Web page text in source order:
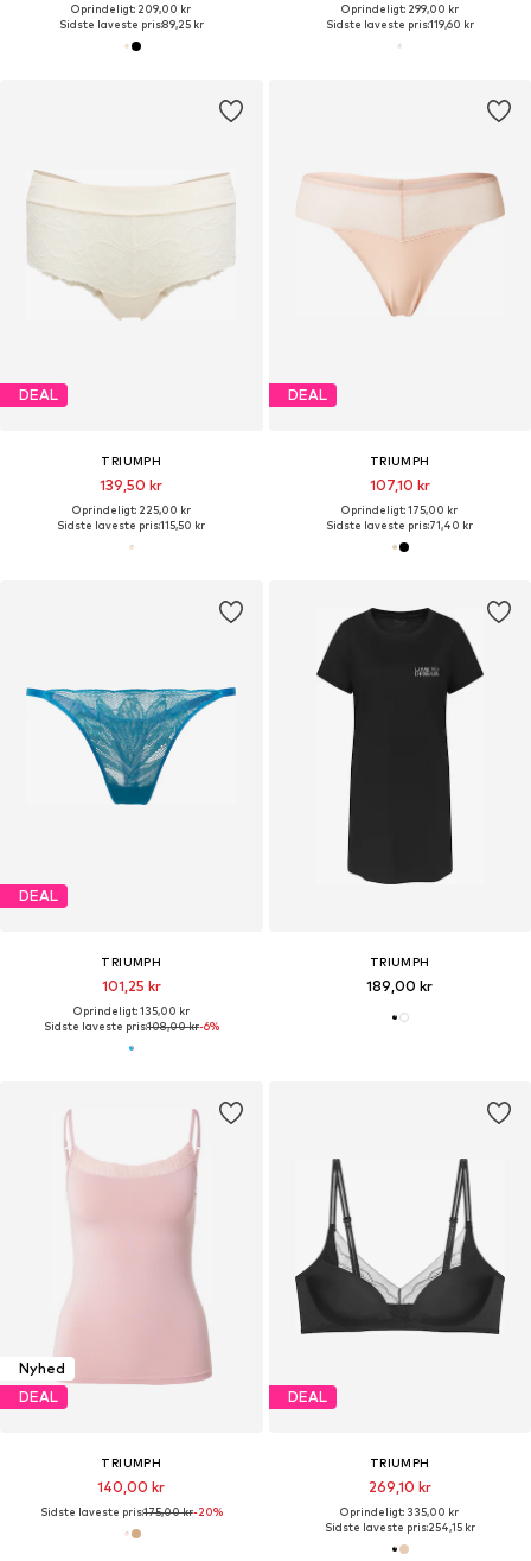
Oprindeligt: 209,00 kr
Sidste laveste pris:89,25 kr
Oprindeligt: 299,00 kr
Sidste laveste pris:119,60 kr
DEAL
TRIUMPH
139,50 kr
Oprindeligt: 225,00 kr
Sidste laveste pris:115,50 kr
DEAL
TRIUMPH
107,10 kr
Oprindeligt: 175,00 kr
Sidste laveste pris:71,40 kr
DEAL
TRIUMPH
101,25 kr
Oprindeligt: 135,00 kr
Sidste laveste pris:108,00 kr-6%
TRIUMPH
189,00 kr
Nyhed
DEAL
TRIUMPH
140,00 kr
Sidste laveste pris:175,00 kr-20%
DEAL
TRIUMPH
269,10 kr
Oprindeligt: 335,00 kr
Sidste laveste pris:254,15 kr